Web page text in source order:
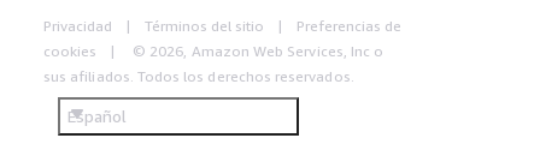
Privacidad Términos del sitio
Preferencias de
cookies
© 2026, Amazon Web Services, Inc o
sus afiliados. Todos los derechos reservados.
Español